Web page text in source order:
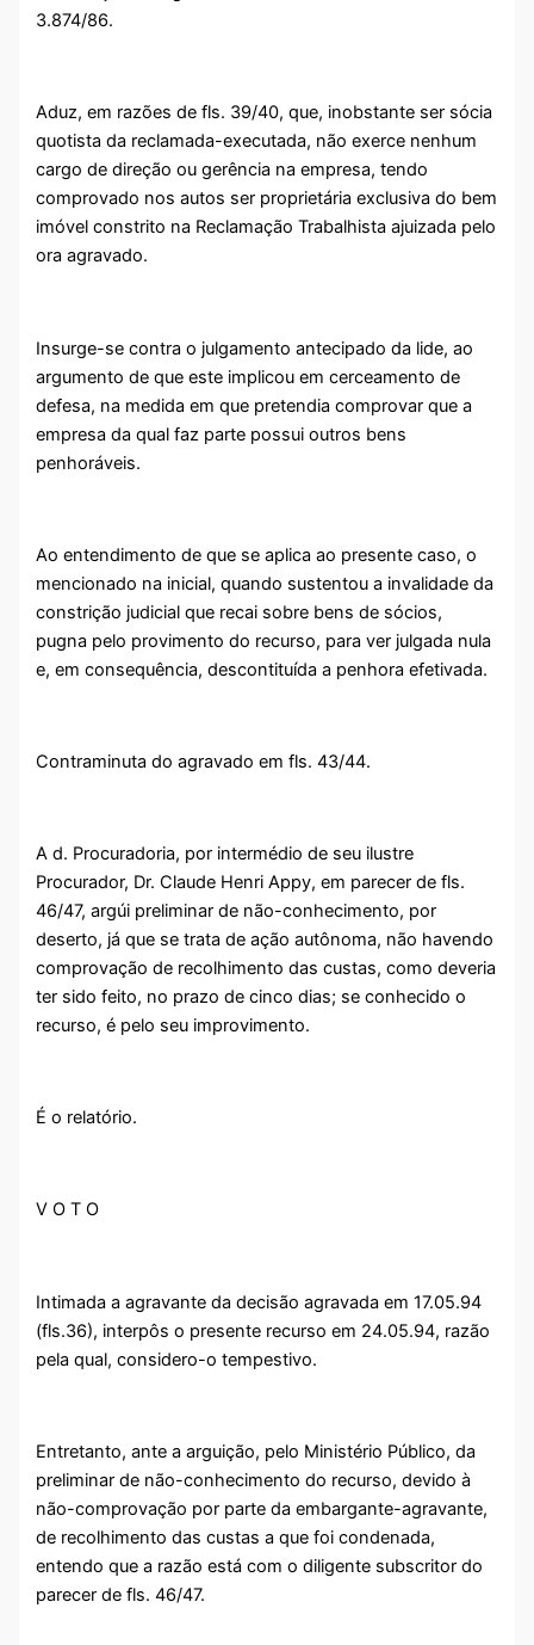
3.874/86.
Aduz, em razões de fls. 39/40, que, inobstante ser sócia
quotista da reclamada-executada, não exerce nenhum
cargo de direção ou gerência na empresa, tendo
comprovado nos autos ser proprietária exclusiva do bem
imóvel constrito na Reclamação Trabalhista ajuizada pelo
ora agravado.
Insurge-se contra o julgamento antecipado da lide, ao
argumento de que este implicou em cerceamento de
defesa, na medida em que pretendia comprovar que a
empresa da qual faz parte possui outros bens
penhoráveis.
Ao entendimento de que se aplica ao presente caso, o
mencionado na inicial, quando sustentou a invalidade da
constrição judicial que recai sobre bens de sócios,
pugna pelo provimento do recurso, para ver julgada nula
e, em consequência, descontituída a penhora efetivada.
Contraminuta do agravado em fls. 43/44.
A d. Procuradoria, por intermédio de seu ilustre
Procurador, Dr. Claude Henri Appy, em parecer de fls.
46/47, argúi preliminar de não-conhecimento, por
deserto, já que se trata de ação autônoma, não havendo
comprovação de recolhimento das custas, como deveria
ter sido feito, no prazo de cinco dias; se conhecido o
recurso, é pelo seu improvimento.
É o relatório.
V O T O
Intimada a agravante da decisão agravada em 17.05.94
(fls.36), interpôs o presente recurso em 24.05.94, razão
pela qual, considero-o tempestivo.
Entretanto, ante a arguição, pelo Ministério Público, da
preliminar de não-conhecimento do recurso, devido à
não-comprovação por parte da embargante-agravante,
de recolhimento das custas a que foi condenada,
entendo que a razão está com o diligente subscritor do
parecer de fls. 46/47.